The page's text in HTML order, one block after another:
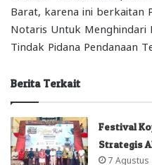
Barat, karena ini berkaitan
Notaris Untuk Menghindari
Tindak Pidana Pendanaan
Berita Terkait
Festival
Strategis
7 Agustus